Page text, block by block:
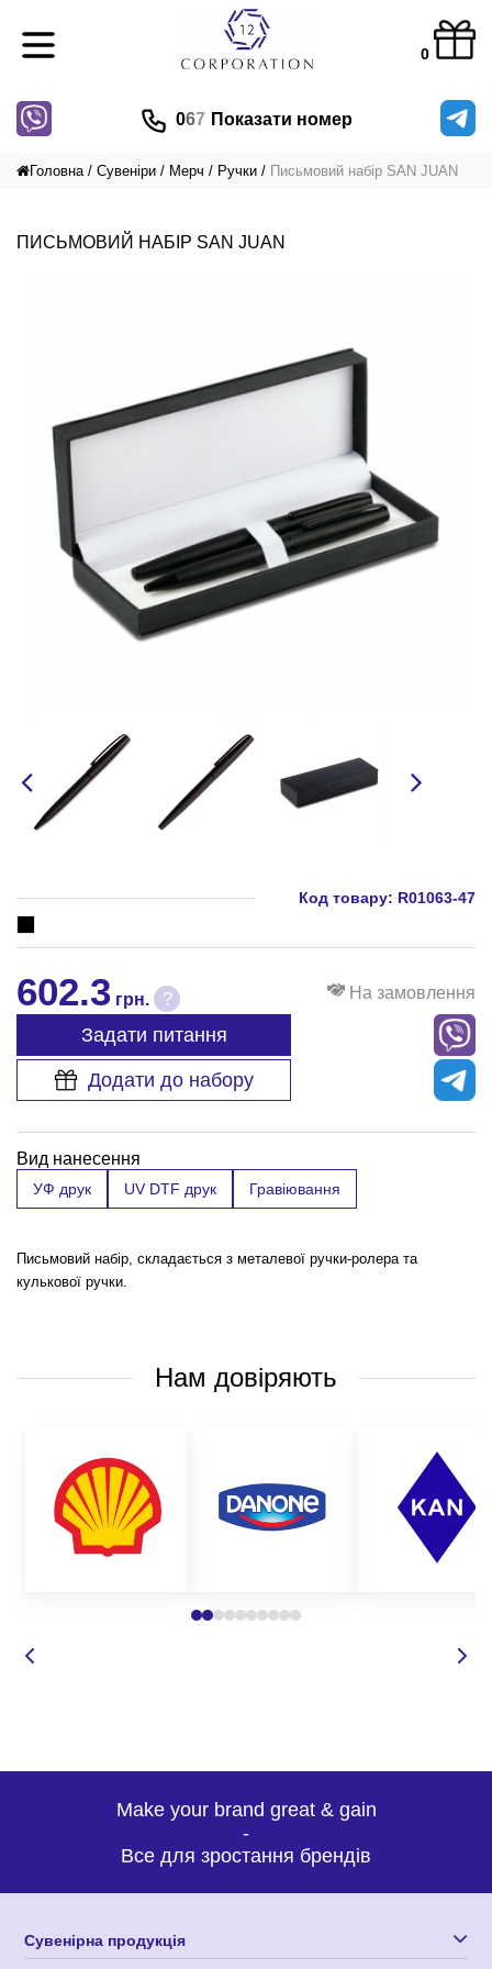
0
067 Показати номер
Головна Сувеніри Мерч Ручки Письмовий набір SAN JUAN
ПИСЬМОВИЙ НАБІР SAN JUAN
Код товару: R01063-47
602.3 грн. ? На замовлення
Задати питання
Додати до набору
Вид нанесення
УФ друк UV DTF друк Гравіювання
Письмовий набір, складається з металевої ручки-ролера та
кулькової ручки.
Нам довіряють
Make your brand great & gain
-
Все для зростання брендів
Сувенірна продукція